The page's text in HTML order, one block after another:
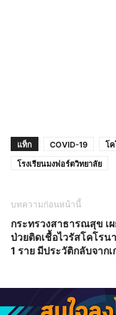
แท็ก COVID-19 โ
โรงเรียนมงฟอร์ตวิทยาลัย
บทความก่อนหน้านี้
กระทรวงสาธารณสุข เ
ป่วยติดเชื้อไวรัสโคโรน
1 ราย มีประวัติกลับจาก